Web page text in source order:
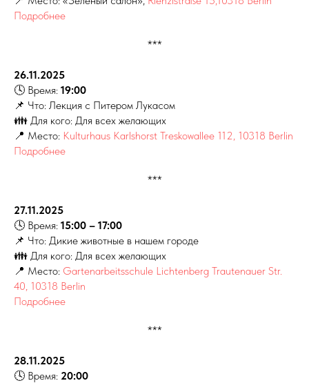
Подробнее
***
26.11.2025
🕓 Время: 19:00
📌 Что: Лекция с Питером Лукасом
👪 Для кого: Для всех желающих
📍 Место: Kulturhaus Karlshorst Treskowallee 112, 10318 Berlin
Подробнее
***
27.11.2025
🕓 Время: 15:00 – 17:00
📌 Что: Дикие животные в нашем городе
👪 Для кого: Для всех желающих
📍 Место: Gartenarbeitsschule Lichtenberg Trautenauer Str.
40, 10318 Berlin
Подробнее
***
28.11.2025
🕓 Время: 20:00